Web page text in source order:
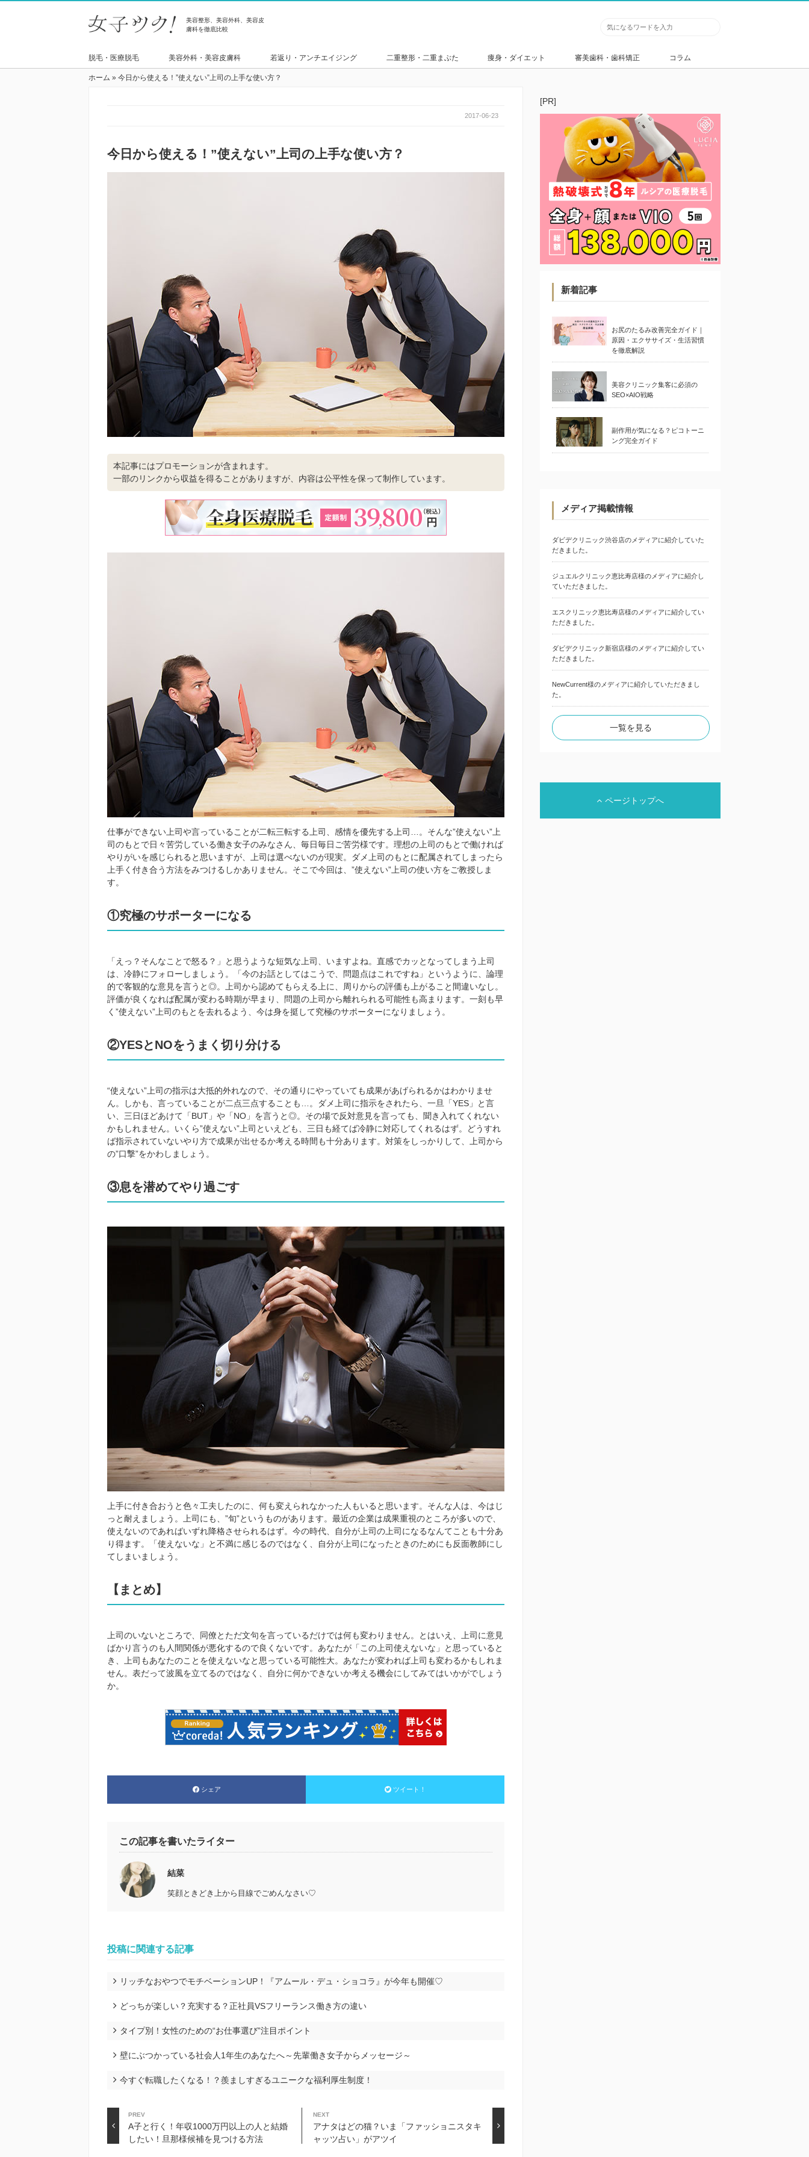
美容整形、美容外科、美容皮
膚科を徹底比較
脱毛・医療脱毛 美容外科・美容皮膚科 若返り・アンチエイジング 二重整形・二重まぶた 痩身・ダイエット 審美歯科・歯科矯正 コラム
ホーム » 今日から使える！”使えない”上司の上手な使い方？
2017-06-23
今日から使える！”使えない”上司の上手な使い方？
本記事にはプロモーションが含まれます。
一部のリンクから収益を得ることがありますが、内容は公平性を保って制作しています。
仕事ができない上司や言っていることが二転三転する上司、感情を優先する上司…。そんな”使えない”上
司のもとで日々苦労している働き女子のみなさん、毎日毎日ご苦労様です。理想の上司のもとで働ければ
やりがいを感じられると思いますが、上司は選べないのが現実。ダメ上司のもとに配属されてしまったら
上手く付き合う方法をみつけるしかありません。そこで今回は、”使えない”上司の使い方をご教授しま
す。
①究極のサポーターになる
「えっ？そんなことで怒る？」と思うような短気な上司、いますよね。直感でカッとなってしまう上司
は、冷静にフォローしましょう。「今のお話としてはこうで、問題点はこれですね」というように、論理
的で客観的な意見を言うと◎。上司から認めてもらえる上に、周りからの評価も上がること間違いなし。
評価が良くなれば配属が変わる時期が早まり、問題の上司から離れられる可能性も高まります。一刻も早
く”使えない”上司のもとを去れるよう、今は身を挺して究極のサポーターになりましょう。
②YESとNOをうまく切り分ける
“使えない”上司の指示は大抵的外れなので、その通りにやっていても成果があげられるかはわかりませ
ん。しかも、言っていることが二点三点することも…。ダメ上司に指示をされたら、一旦「YES」と言
い、三日ほどあけて「BUT」や「NO」を言うと◎。その場で反対意見を言っても、聞き入れてくれない
かもしれません。いくら”使えない”上司といえども、三日も経てば冷静に対応してくれるはず。どうすれ
ば指示されていないやり方で成果が出せるか考える時間も十分あります。対策をしっかりして、上司から
の”口撃”をかわしましょう。
③息を潜めてやり過ごす
上手に付き合おうと色々工夫したのに、何も変えられなかった人もいると思います。そんな人は、今はじ
っと耐えましょう。上司にも、”旬”というものがあります。最近の企業は成果重視のところが多いので、
使えないのであればいずれ降格させられるはず。今の時代、自分が上司の上司になるなんてことも十分あ
り得ます。「使えないな」と不満に感じるのではなく、自分が上司になったときのためにも反面教師にし
てしまいましょう。
【まとめ】
上司のいないところで、同僚とただ文句を言っているだけでは何も変わりません。とはいえ、上司に意見
ばかり言うのも人間関係が悪化するので良くないです。あなたが「この上司使えないな」と思っていると
き、上司もあなたのことを使えないなと思っている可能性大。あなたが変われば上司も変わるかもしれま
せん。表だって波風を立てるのではなく、自分に何かできないか考える機会にしてみてはいかがでしょう
か。
シェア ツイート！
この記事を書いたライター
結菜
笑顔ときどき上から目線でごめんなさい♡
投稿に関連する記事
リッチなおやつでモチベーションUP！『アムール・デュ・ショコラ』が今年も開催♡
どっちが楽しい？充実する？正社員VSフリーランス働き方の違い
タイプ別！女性のための“お仕事選び”注目ポイント
壁にぶつかっている社会人1年生のあなたへ～先輩働き女子からメッセージ～
今すぐ転職したくなる！？羨ましすぎるユニークな福利厚生制度！
PREV
A子と行く！年収1000万円以上の人と結婚
したい！旦那様候補を見つける方法
NEXT
アナタはどの猫？いま「ファッショニスタキ
ャッツ占い」がアツイ
[PR]
新着記事
お尻のたるみ改善完全ガイド｜
原因・エクササイズ・生活習慣
を徹底解説
美容クリニック集客に必須の
SEO×AIO戦略
副作用が気になる？ピコトーニ
ング完全ガイド
メディア掲載情報
ダビデクリニック渋谷店のメディアに紹介していた
だきました。
ジュエルクリニック恵比寿店様のメディアに紹介し
ていただきました。
エスクリニック恵比寿店様のメディアに紹介してい
ただきました。
ダビデクリニック新宿店様のメディアに紹介してい
ただきました。
NewCurrent様のメディアに紹介していただきまし
た。
一覧を見る
ページトップへ